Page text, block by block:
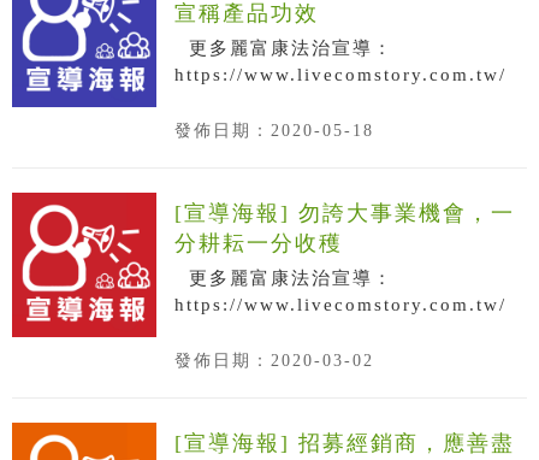
宣稱產品功效
更多麗富康法治宣導：
https://www.livecomstory.com.tw/
發佈日期：2020-05-18
[宣導海報] 勿誇大事業機會，一
分耕耘一分收穫
更多麗富康法治宣導：
https://www.livecomstory.com.tw/
發佈日期：2020-03-02
[宣導海報] 招募經銷商，應善盡